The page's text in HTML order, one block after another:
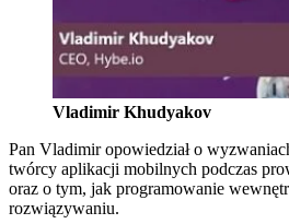
Vladimir Khudyakov
Pan Vladimir opowiedział o
twórcy aplikacji mobilnych podczas
oraz o tym, jak programowanie
rozwiązywaniu.